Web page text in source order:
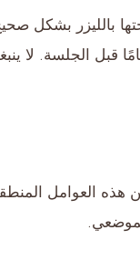
بالليزر بشكل
قبل الجلسة. لا
العوامل المنطقة